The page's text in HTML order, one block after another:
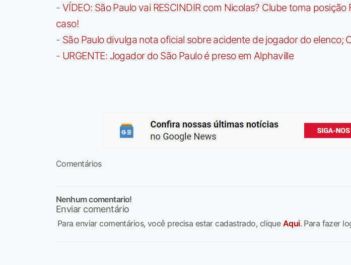
- VÍDEO: São Paulo vai RESCINDIR com Nicolas? Clube toma posição
caso!
- São Paulo divulga nota oficial sobre acidente de jogador do elenco;
- URGENTE: Jogador do São Paulo é preso em Alphaville
Comentários
Nenhum comentario!
Enviar comentário
Para enviar comentários, você precisa estar cadastrado, clique Aqui. Para fazer